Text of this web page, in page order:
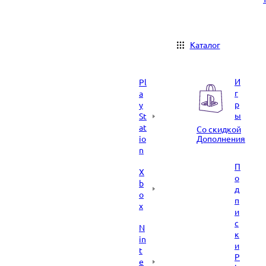
Каталог
Pl
a
y
St
at
io
n
X
b
o
x
N
in
t
e
И
г
р
ы
Со скидкой
Дополнения
П
о
д
п
и
с
к
и
P